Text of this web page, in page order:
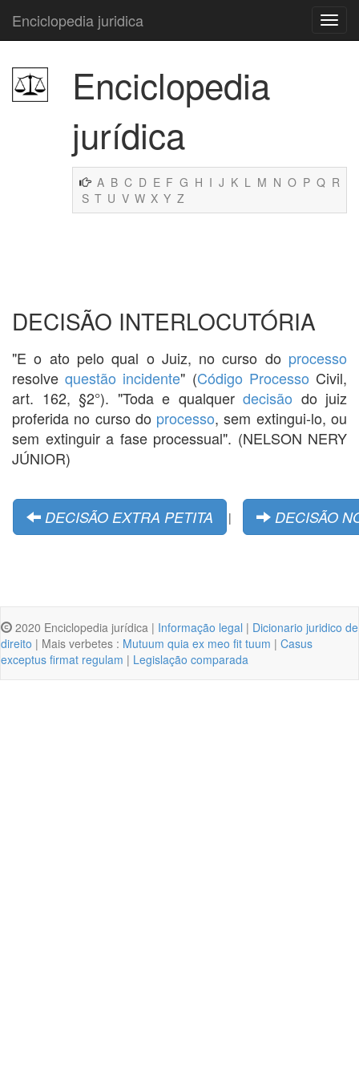
Enciclopedia juridica
Enciclopedia
jurídica
A B C D E F G H I J K L M N O P Q R
S T U V W X Y Z
DECISÃO INTERLOCUTÓRIA
"E o ato pelo qual o Juiz, no curso do processo
resolvequestão incidente" (Código Processo Civil,
art. 162, §2°). "Toda e qualquer decisão do juiz
proferida no curso do processo, sem extingui-lo, ou
sem extinguir a fase processual". (NELSON NERY
JÚNIOR)
DECISÃO EXTRA PETITA | DECISÃO
2020 Enciclopedia jurídica | Informação legal | Dicionario juridico de
direito | Mais verbetes : Mutuum quia ex meo fit tuum | Casus
exceptus firmat regulam | Legislação comparada